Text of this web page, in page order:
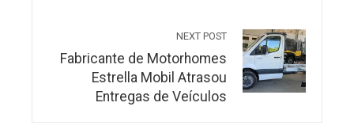
NEXT POST
Fabricante de Motorhomes
Estrella Mobil Atrasou
Entregas de Veículos